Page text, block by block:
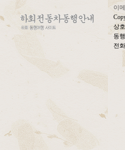
이
상
동
전